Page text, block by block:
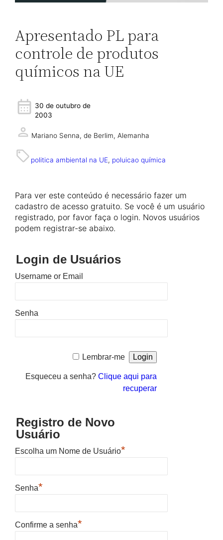
Apresentado PL para
controle de produtos
químicos na UE
30 de outubro de
2003
Mariano Senna, de Berlim, Alemanha
politica ambiental na UE, poluicao química
Para ver este conteúdo é necessário fazer um
cadastro de acesso gratuito. Se você é um usuário
registrado, por favor faça o login. Novos usuários
podem registrar-se abaixo.
Login de Usuários
Username or Email
Senha
Lembrar-me
Esqueceu a senha? Clique aqui para
recuperar
Registro de Novo
Usuário
Escolha um Nome de Usuário*
Senha*
Confirme a senha*